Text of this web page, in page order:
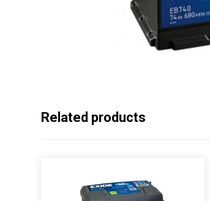
Related products